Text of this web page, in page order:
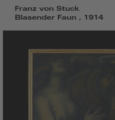
Franz von Stuck
Blasender Faun , 1914